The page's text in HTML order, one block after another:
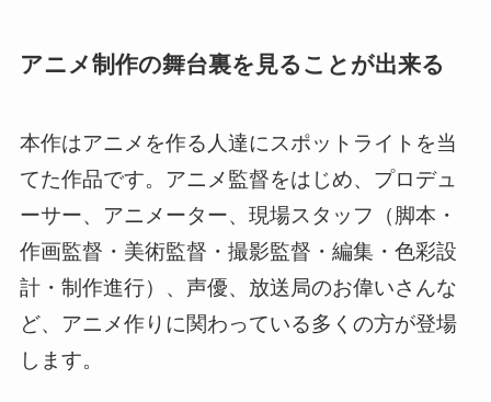
アニメ制作の舞台裏を見ることが出来る
本作はアニメを作る人達にスポットライトを当
てた作品です。アニメ監督をはじめ、プロデュ
ーサー、アニメーター、現場スタッフ（脚本・
作画監督・美術監督・撮影監督・編集・色彩設
計・制作進行）、声優、放送局のお偉いさんな
ど、アニメ作りに関わっている多くの方が登場
します。